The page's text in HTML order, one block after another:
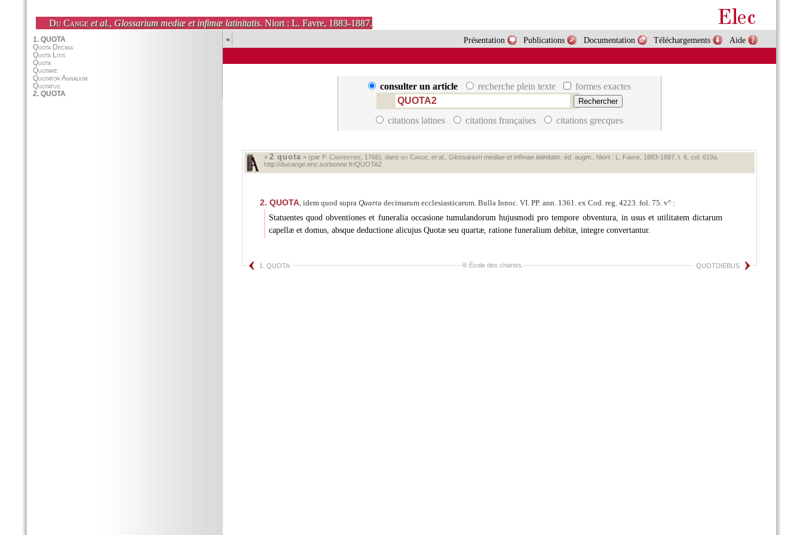
Du Cange et al., Glossarium mediæ et infimæ latinitatis. Niort : L. Favre, 1883-1887.
« Aide
Téléchargements
Documentation
Publications
Présentation
consulter un article recherche plein texte formes exactes
citations latines citations françaises citations grecques
« 2 quota » (par P. Carpentier , 1766), dans du Cange, et al. Glossarium mediae et infimae latinitatis , éd. augm., Niort : L. Favre, 1883‑1887, t. 6, col. 619a.
http://ducange.enc.sorbonne.fr/QUOTA2
2. QUOTA, idem quod supra Quarta decimarum ecclesiasticarum. Bulla Innoc. VI. PP. ann. 1361. ex Cod. reg. 4223. fol. 75. v° :
Statuentes quod obventiones et funeralia occasione tumulandorum hujusmodi pro tempore obventura, in usus et utilitatem dictarum
capellæ et domus, absque deductione alicujus Quotæ seu quartæ, ratione funeralium debitæ, integre convertantur.
1. QUOTA QUOTDIEBUS
© École des chartes.